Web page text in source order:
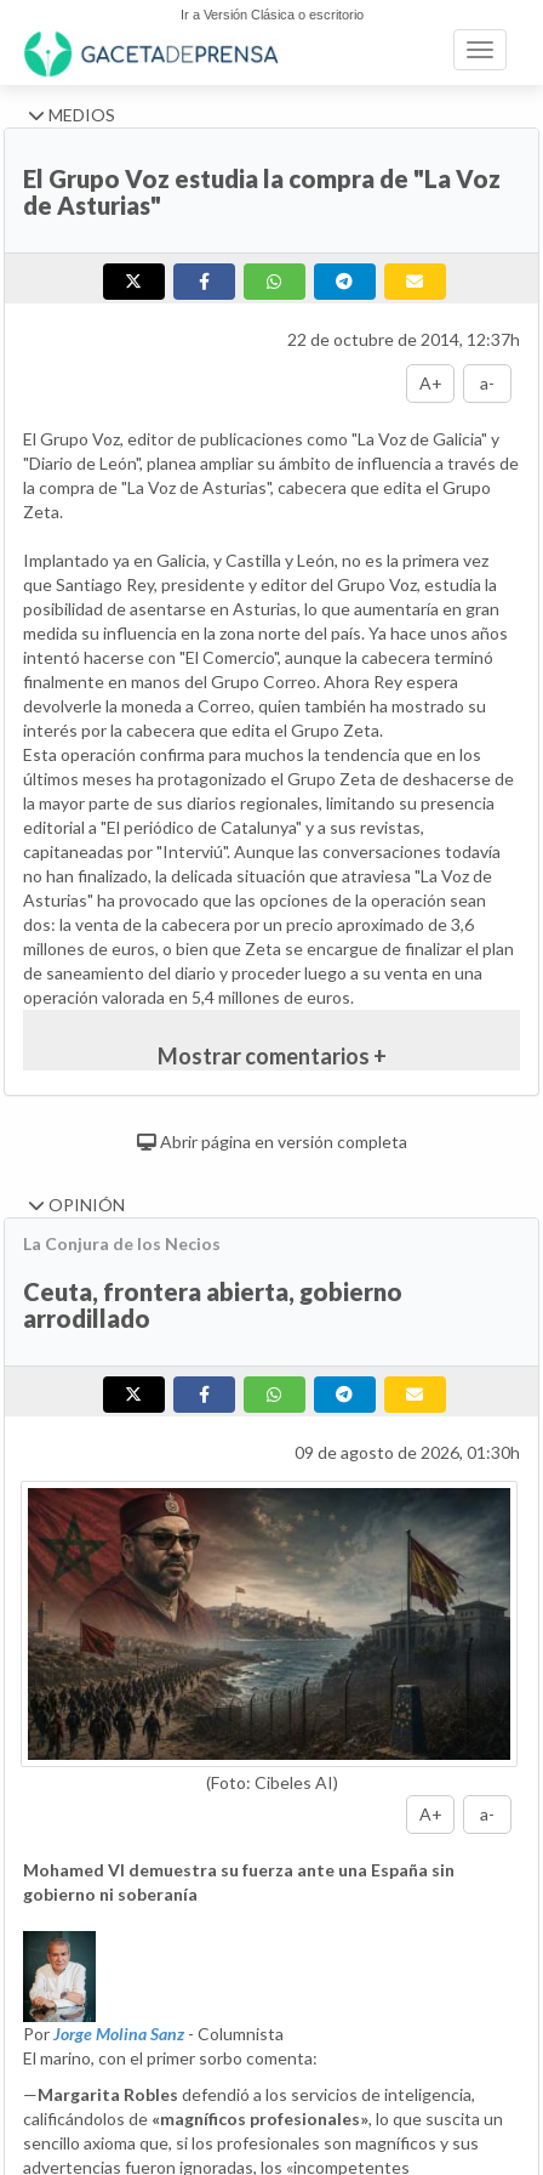
Ir a Versión Clásica o escritorio
Toggle
MEDIOS
El Grupo Voz estudia la compra de "La Voz
de Asturias"
22 de octubre de 2014, 12:37h
A+ a-
El Grupo Voz, editor de publicaciones como "La Voz de Galicia" y
"Diario de León", planea ampliar su ámbito de influencia a través de
la compra de "La Voz de Asturias", cabecera que edita el Grupo
Zeta.
Implantado ya en Galicia, y Castilla y León, no es la primera vez
que Santiago Rey, presidente y editor del Grupo Voz, estudia la
posibilidad de asentarse en Asturias, lo que aumentaría en gran
medida su influencia en la zona norte del país. Ya hace unos años
intentó hacerse con "El Comercio", aunque la cabecera terminó
finalmente en manos del Grupo Correo. Ahora Rey espera
devolverle la moneda a Correo, quien también ha mostrado su
interés por la cabecera que edita el Grupo Zeta.
Esta operación confirma para muchos la tendencia que en los
últimos meses ha protagonizado el Grupo Zeta de deshacerse de
la mayor parte de sus diarios regionales, limitando su presencia
editorial a "El periódico de Catalunya" y a sus revistas,
capitaneadas por "Interviú". Aunque las conversaciones todavía
no han finalizado, la delicada situación que atraviesa "La Voz de
Asturias" ha provocado que las opciones de la operación sean
dos: la venta de la cabecera por un precio aproximado de 3,6
millones de euros, o bien que Zeta se encargue de finalizar el plan
de saneamiento del diario y proceder luego a su venta en una
operación valorada en 5,4 millones de euros.
Mostrar comentarios +
Abrir página en versión completa
OPINIÓN
La Conjura de los Necios
Ceuta, frontera abierta, gobierno
arrodillado
09 de agosto de 2026, 01:30h
(Foto: Cibeles AI)
A+
a-
Mohamed VI demuestra su fuerza ante una España sin
gobierno ni soberanía
PorJorge Molina Sanz - Columnista
El marino, con el primer sorbo comenta:
—Margarita Robles defendió a los servicios de inteligencia,
calificándolos de «magníficos profesionales», lo que suscita un
sencillo axioma que, si los profesionales son magníficos y sus
advertencias fueron ignoradas, los «incompetentes